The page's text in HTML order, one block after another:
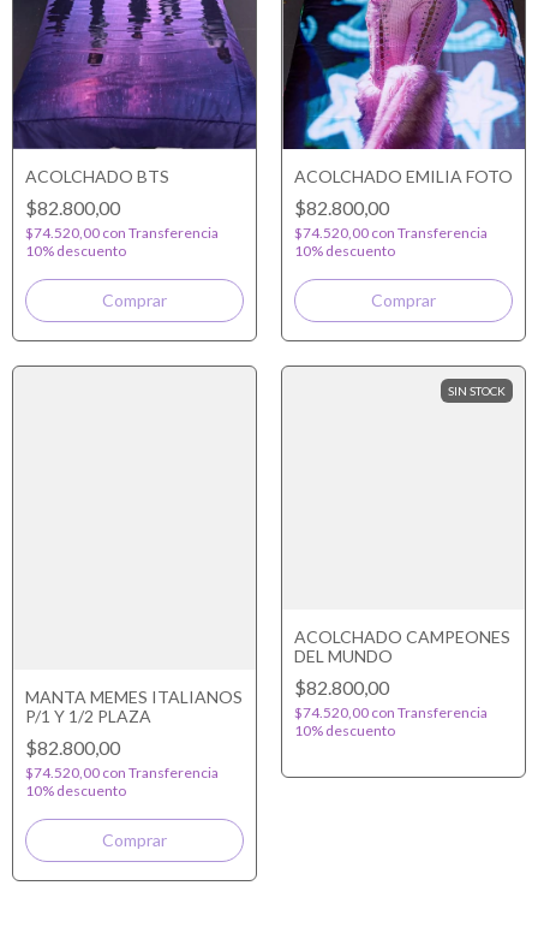
ACOLCHADO BTS
$82.800,00
$74.520,00 con Transferencia
10% descuento
ACOLCHADO EMILIA FOTO
$82.800,00
$74.520,00 con Transferencia
10% descuento
MANTA MEMES ITALIANOS
P/1 Y 1/2 PLAZA
$82.800,00
$74.520,00 con Transferencia
10% descuento
SIN STOCK
ACOLCHADO CAMPEONES
DEL MUNDO
$82.800,00
$74.520,00 con Transferencia
10% descuento